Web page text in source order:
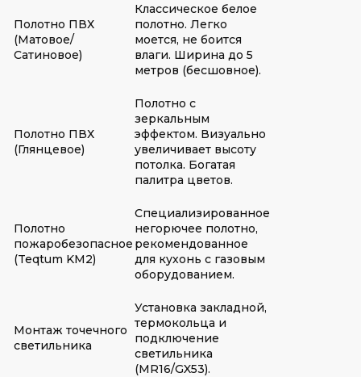
Полотно ПВХ
(Матовое/
Сатиновое)
Классическое белое
полотно. Легко
моется, не боится
влаги. Ширина до 5
метров (бесшовное).
Полотно ПВХ
(Глянцевое)
Полотно с
зеркальным
эффектом. Визуально
увеличивает высоту
потолка. Богатая
палитра цветов.
Полотно
пожаробезопасное
(Teqtum KM2)
Специализированное
негорючее полотно,
рекомендованное
для кухонь с газовым
оборудованием.
Монтаж точечного
светильника
Установка закладной,
термокольца и
подключение
светильника
(MR16/GX53).